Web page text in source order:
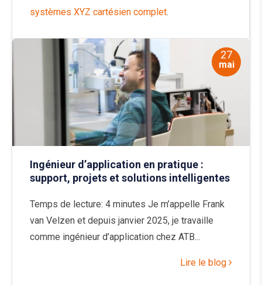
systèmes XYZ cartésien complet.
27
mai
Ingénieur d’application en pratique :
support, projets et solutions intelligentes
Temps de lecture: 4 minutes Je m’appelle Frank
van Velzen et depuis janvier 2025, je travaille
comme ingénieur d’application chez ATB...
Lire le blog